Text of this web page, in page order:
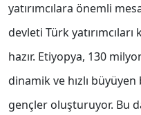
yatırımcılara önemli
devleti Türk yatırımcıları
hazır. Etiyopya, 130
dinamik ve hızlı
gençler oluşturuyor. Bu